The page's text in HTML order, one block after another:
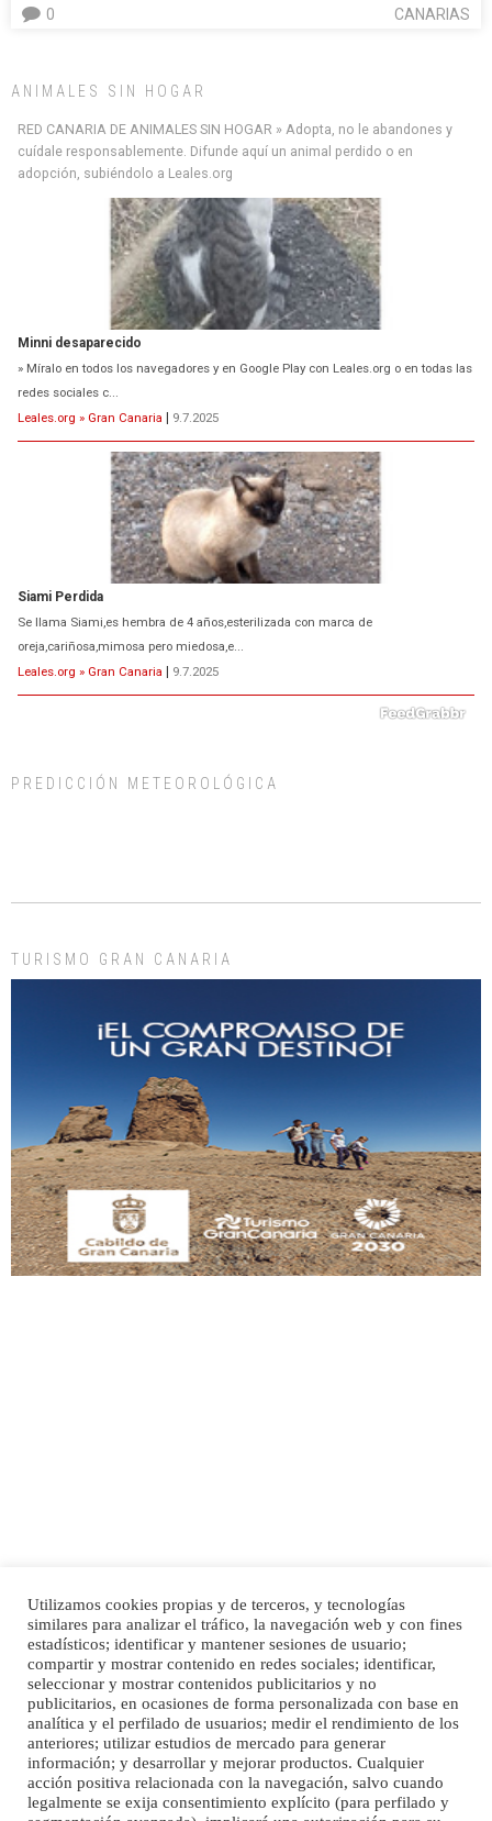
CANARIAS
0
ANIMALES SIN HOGAR
RED CANARIA DE ANIMALES SIN HOGAR » Adopta, no le abandones y
cuídale responsablemente. Difunde aquí un animal perdido o en
adopción, subiéndolo a Leales.org
Minni desaparecido
» Míralo en todos los navegadores y en Google Play con Leales.org o en todas las
redes sociales c...
Leales.org » Gran Canaria
9.7.2025
Siami Perdida
Se llama Siami,es hembra de 4 años,esterilizada con marca de
oreja,cariñosa,mimosa pero miedosa,e...
Leales.org » Gran Canaria
9.7.2025
días, ella incluida...
Gato manso encontrado
Este gato macho ha aparecido en la calle hace menos de un mes, es muy
manso y extremadamente cari...
Leales.org » Gran Canaria | 9.7.2025
SHIBA PERDIDO AVDA JOSE MESA Y LOPEZ
PERRO MACHO RAZA SHIBA CON MICROCHIP PERDIDO HOY 06/07/2025 ZONA
MESA Y LOPEZ. ES MUY ASUSTADIZO
Leales.org » Gran Canaria | 6.7.2025
PREDICCIÓN METEOROLÓGICA
TURISMO GRAN CANARIA
Inicio Publicidad
Política de privacidad
Aviso Legal
Cláusula de Cookies
Enlaces de interés
Utilizamos cookies propias y de terceros, y tecnologías
similares para analizar el tráfico, la navegación web y con fines
estadísticos; identificar y mantener sesiones de usuario;
compartir y mostrar contenido en redes sociales; identificar,
seleccionar y mostrar contenidos publicitarios y no
publicitarios, en ocasiones de forma personalizada con base en
analítica y el perfilado de usuarios; medir el rendimiento de los
anteriores; utilizar estudios de mercado para generar
información; y desarrollar y mejorar productos. Cualquier
acción positiva relacionada con la navegación, salvo cuando
legalmente se exija consentimiento explícito (para perfilado y